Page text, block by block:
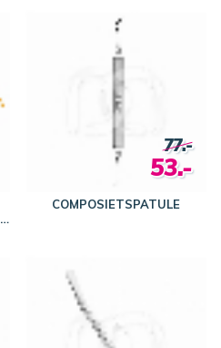
COMPOSIETSPATULE
77.-
53.-